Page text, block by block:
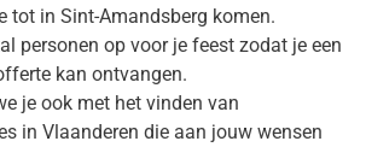
tot in Sint-Amandsberg komen.
personen op voor je feest zodat je een
kan ontvangen.
je ook met het vinden van
in Vlaanderen die aan jouw wensen